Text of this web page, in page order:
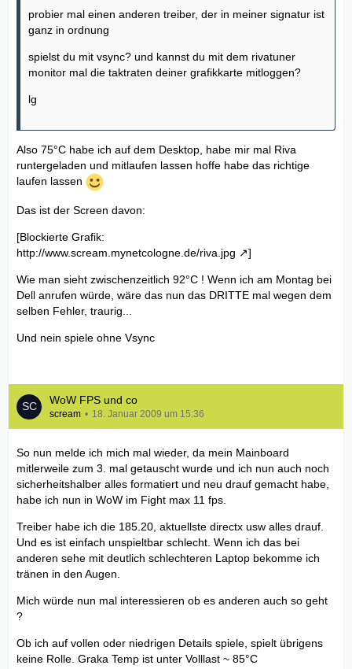
probier mal einen anderen treiber, der in meiner signatur ist
ganz in ordnung
spielst du mit vsync? und kannst du mit dem rivatuner
monitor mal die taktraten deiner grafikkarte mitloggen?
lg
Also 75°C habe ich auf dem Desktop, habe mir mal Riva
runtergeladen und mitlaufen lassen hoffe habe das richtige
laufen lassen
Das ist der Screen davon:
[Blockierte Grafik:
http://www.scream.mynetcologne.de/riva.jpg
]
Wie man sieht zwischenzeitlich 92°C ! Wenn ich am Montag bei
Dell anrufen würde, wäre das nun das DRITTE mal wegen dem
selben Fehler, traurig...
Und nein spiele ohne Vsync
WoW FPS und co
scream 18. Januar 2009 um 15:36
So nun melde ich mich mal wieder, da mein Mainboard
mitlerweile zum 3. mal getauscht wurde und ich nun auch noch
sicherheitshalber alles formatiert und neu drauf gemacht habe,
habe ich nun in WoW im Fight max 11 fps.
Treiber habe ich die 185.20, aktuellste directx usw alles drauf.
Und es ist einfach unspieltbar schlecht. Wenn ich das bei
anderen sehe mit deutlich schlechteren Laptop bekomme ich
tränen in den Augen.
Mich würde nun mal interessieren ob es anderen auch so geht
?
Ob ich auf vollen oder niedrigen Details spiele, spielt übrigens
keine Rolle. Graka Temp ist unter Volllast ~ 85°C